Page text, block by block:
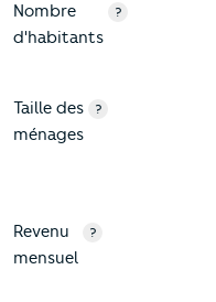
Nombre
d'habitants
?
Taille des
ménages
?
Revenu
mensuel
?